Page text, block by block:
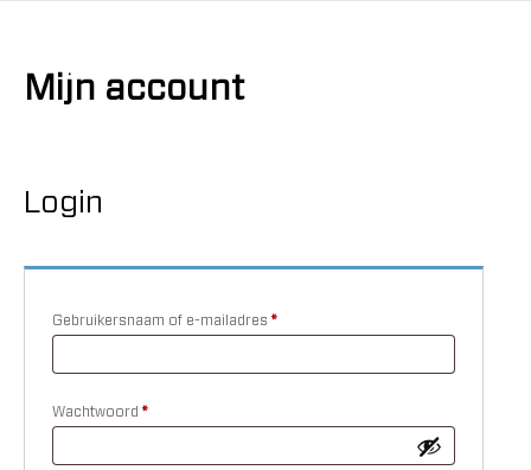
Mijn account
Login
Gebruikersnaam of e-mailadres *
Wachtwoord *